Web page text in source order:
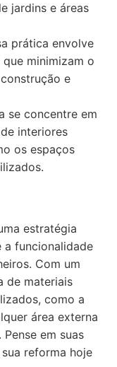
jardins e áreas
prática envolve
minimizam o
e
se concentre em
interiores
os espaços
estratégia
a funcionalidade
Com um
de materiais
como a
área externa
em suas
reforma hoje